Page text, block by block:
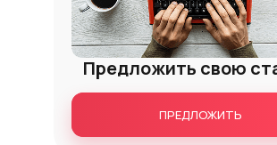
Предложить свою
ПРЕДЛОЖИТЬ